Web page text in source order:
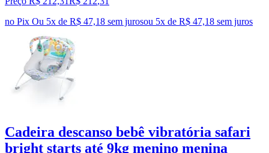
no Pix Ou 5x de R$ 47,18 sem jurosou 5x de R$ 47,18 sem juros
Cadeira descanso bebê vibratória safari
bright starts até 9kg menino menina